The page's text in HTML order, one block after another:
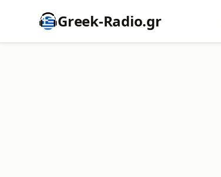
Greek-Radio.gr